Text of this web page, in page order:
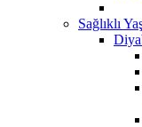
Sağlıklı